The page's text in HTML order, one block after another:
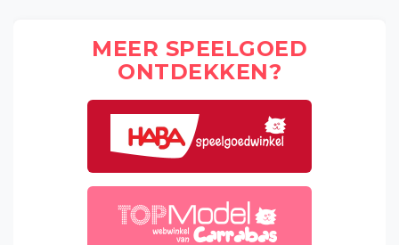
MEER SPEELGOED
ONTDEKKEN?